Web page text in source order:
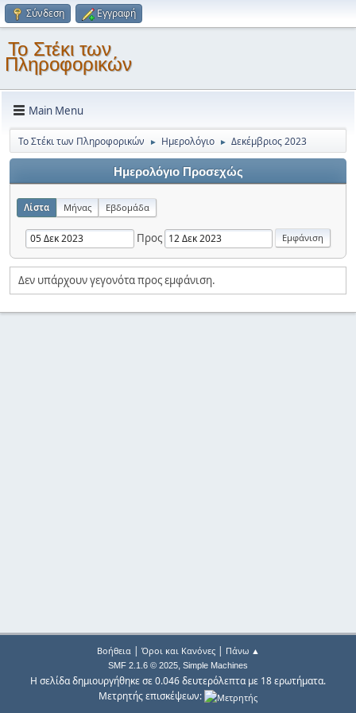
Σύνδεση Εγγραφή
Το Στέκι των
Πληροφορικών
Main Menu
Το Στέκι των Πληροφορικών ► Ημερολόγιο ► Δεκέμβριος 2023
Ημερολόγιο Προσεχώς
Λίστα Μήνας Εβδομάδα
Προς
Δεν υπάρχουν γεγονότα προς εμφάνιση.
Βοήθεια| Όροι και Κανόνες| Πάνω ▲
SMF 2.1.6 © 2025, Simple Machines
Η σελίδα δημιουργήθηκε σε 0.046 δευτερόλεπτα με 18 ερωτήματα.
Μετρητής επισκέψεων: